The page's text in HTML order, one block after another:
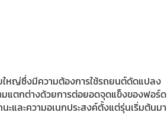
ใหญ่ซึ่งมีความต้องการใช้รถยนต์ดัดแปลง
มแตกต่างด้วยการต่อยอดจุดแข็งของฟอร์ด
ะและความอเนกประสงค์ตั้งแต่รุ่นเริ่มต้นมา